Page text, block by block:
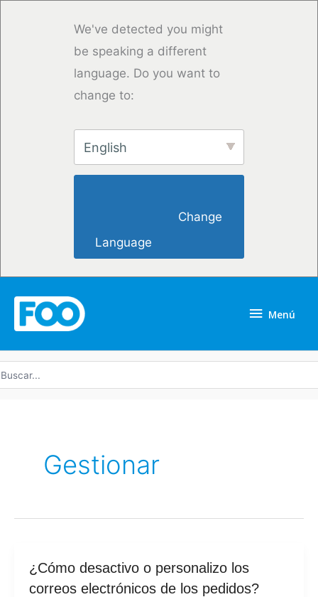
We've detected you might
be speaking a different
language. Do you want to
change to:
English
Language
Menú
Gestionar
¿Cómo desactivo o personalizo los
correos electrónicos de los pedidos?
¿Cómo
desactivo